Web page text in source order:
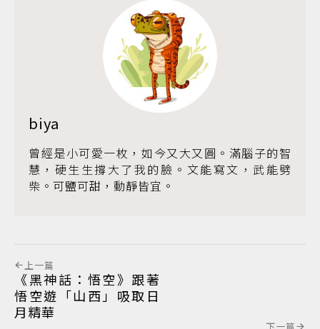
biya
曾經是小可愛一枚，如今又大又圓。滿腦子的智
慧，硬生生撐大了我的臉。文能寫文，武能劈
柴。可鹽可甜，動靜皆宜。
上一篇
《黑神話：悟空》跟著
悟空遊「山西」吸取日
月精華